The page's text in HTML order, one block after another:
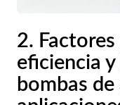
2.
eficiencia
bombas